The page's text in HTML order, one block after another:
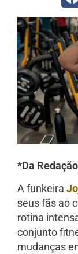
*Da
A funkeira
seus fãs ao
rotina
conjunto
mudanças